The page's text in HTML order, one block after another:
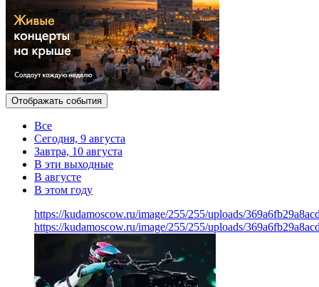
Отображать события
Все
Сегодня, 9 августа
Завтра, 10 августа
В эти выходные
В августе
В этом году
https://kudamoscow.ru/image/255/255/uploads/
https://kudamoscow.ru/image/255/255/uploads/